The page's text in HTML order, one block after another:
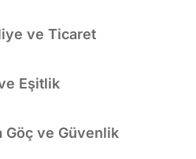
ve Ticaret
Eşitlik
Göç ve Güvenlik